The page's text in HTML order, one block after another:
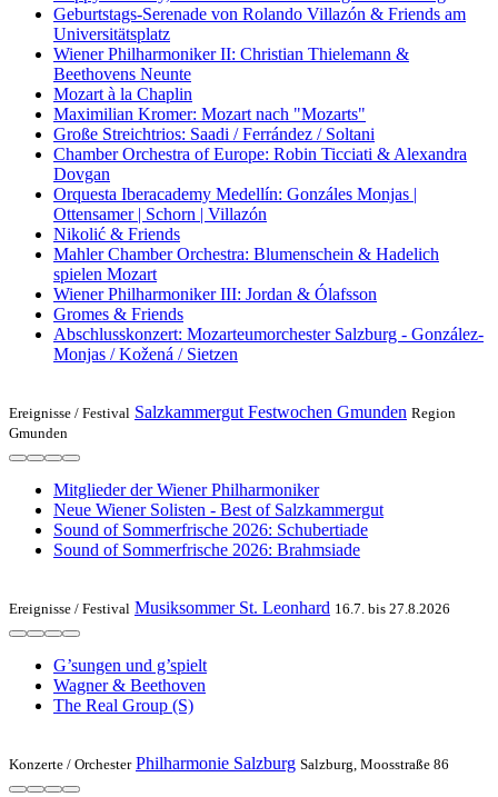
Geburtstags-Serenade von Rolando Villazón & Friends am
Universitätsplatz
Wiener Philharmoniker II: Christian Thielemann &
Beethovens Neunte
Mozart à la Chaplin
Maximilian Kromer: Mozart nach "Mozarts"
Große Streichtrios: Saadi / Ferrández / Soltani
Chamber Orchestra of Europe: Robin Ticciati & Alexandra
Dovgan
Orquesta Iberacademy Medellín: Gonzáles Monjas |
Ottensamer | Schorn | Villazón
Nikolić & Friends
Mahler Chamber Orchestra: Blumenschein & Hadelich
spielen Mozart
Wiener Philharmoniker III: Jordan & Ólafsson
Gromes & Friends
Abschlusskonzert: Mozarteumorchester Salzburg - González-
Monjas / Kožená / Sietzen
Ereignisse / Festival Salzkammergut Festwochen Gmunden Region
Gmunden
Mitglieder der Wiener Philharmoniker
Neue Wiener Solisten - Best of Salzkammergut
Sound of Sommerfrische 2026: Schubertiade
Sound of Sommerfrische 2026: Brahmsiade
Ereignisse / Festival Musiksommer St. Leonhard 16.7. bis 27.8.2026
G’sungen und g’spielt
Wagner & Beethoven
The Real Group (S)
Konzerte / Orchester Philharmonie Salzburg Salzburg, Moosstraße 86